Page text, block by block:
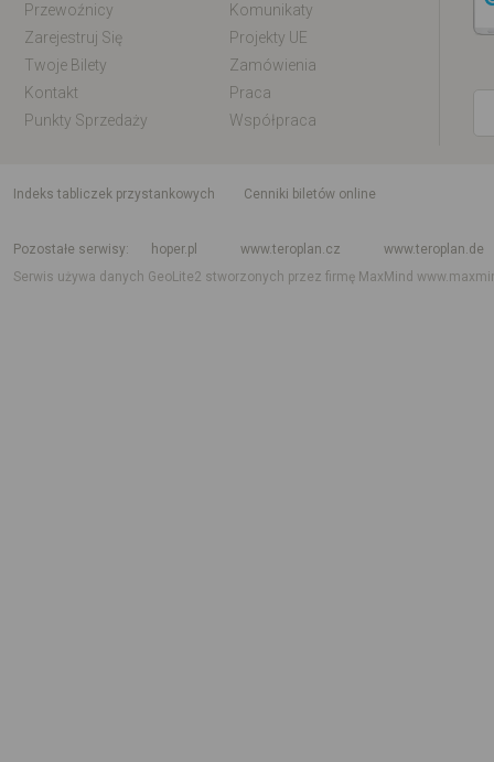
Przewoźnicy
Komunikaty
Zarejestruj Się
Projekty UE
Twoje Bilety
Zamówienia
Kontakt
Praca
Punkty Sprzedaży
Współpraca
indeks tabliczek przystankowych
Cenniki biletów online
Pozostałe serwisy
hoper.pl www.teroplan.cz
www.teroplan.de
Serwis używa danych GeoLite2 stworzonych przez firmę MaxMind